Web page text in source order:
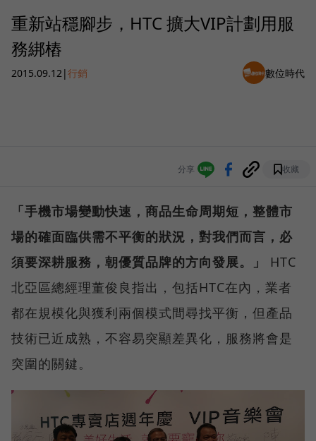
重新站穩腳步，HTC 擴大VIP計劃用服
務綁樁
2015.09.12|行銷 數位時代
分享 收藏
「手機市場變動快速，商品生命周期短，整體市
場的確面臨供需不平衡的狀況，對我們而言，必
須要深耕服務，朝優質品牌的方向發展。」
HTC
北亞區總經理董俊良指出，包括HTC在內，業者
都在規模化與獲利兩個模式間尋找平衡，但產品
技術已近成熟，不容易突顯差異化，服務將會是
突圍的關鍵。